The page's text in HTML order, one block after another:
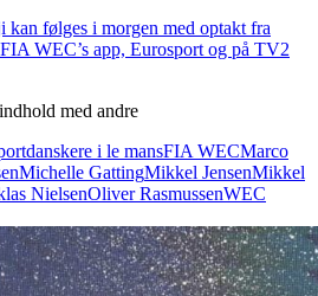
følges i morgen med optakt fra
WEC’s app, Eurosport og på TV2
med andre
danskere i le mansFIA WECMarco
Michelle GattingMikkel JensenMikkel
NielsenOliver RasmussenWEC